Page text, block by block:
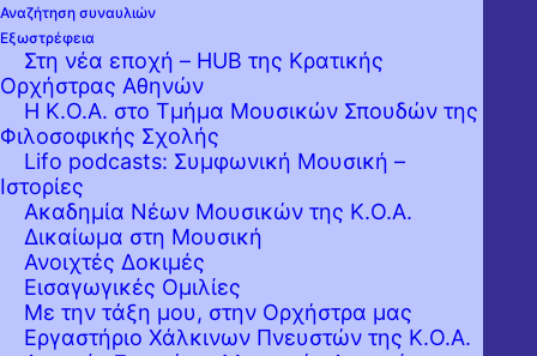
Αναζήτηση συναυλιών
Εξωστρέφεια
Στη νέα εποχή – HUB της Κρατικής
Ορχήστρας Αθηνών
Η Κ.Ο.Α. στο Τμήμα Μουσικών Σπουδών της
Φιλοσοφικής Σχολής
Lifo podcasts: Συμφωνική Μουσική –
Ιστορίες
Ακαδημία Νέων Μουσικών της Κ.Ο.Α.
Δικαίωμα στη Μουσική
Ανοιχτές Δοκιμές
Εισαγωγικές Ομιλίες
Με την τάξη μου, στην Ορχήστρα μας
Εργαστήριo Χάλκινων Πνευστών της Κ.Ο.Α.